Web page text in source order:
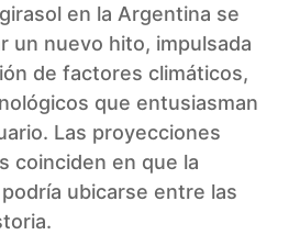
en la Argentina se
un nuevo hito, impulsada
de factores climáticos,
que entusiasman
Las proyecciones
coinciden en que la
ubicarse entre las